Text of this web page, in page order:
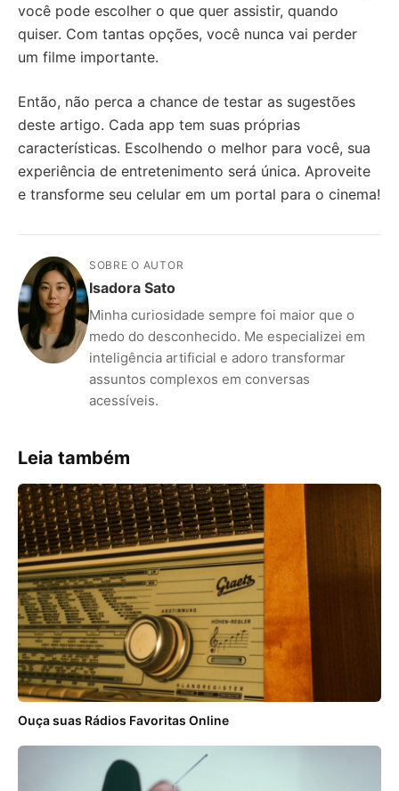
você pode escolher o que quer assistir, quando
quiser. Com tantas opções, você nunca vai perder
um filme importante.
Então, não perca a chance de testar as sugestões
deste artigo. Cada app tem suas próprias
características. Escolhendo o melhor para você, sua
experiência de entretenimento será única. Aproveite
e transforme seu celular em um portal para o cinema!
SOBRE O AUTOR
Isadora Sato
Minha curiosidade sempre foi maior que o
medo do desconhecido. Me especializei em
inteligência artificial e adoro transformar
assuntos complexos em conversas
acessíveis.
Leia também
Ouça suas Rádios Favoritas Online